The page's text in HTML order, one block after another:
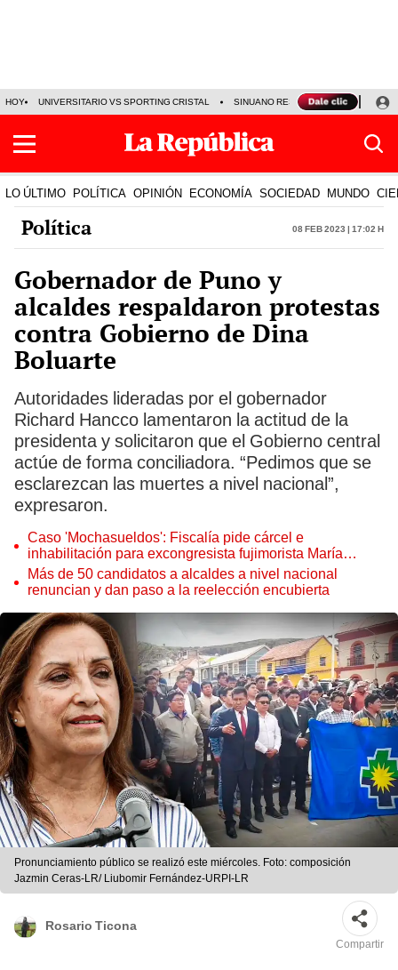
HOY UNIVERSITARIO VS SPORTING CRISTAL SINUANO RESULTADOS HOY
LO ÚLTIMO POLÍTICA OPINIÓN ECONOMÍA SOCIEDAD MUNDO
Política 08 Feb 2023 | 17:02 h
Gobernador de Puno y
alcaldes respaldaron protestas
contra Gobierno de Dina
Boluarte
Autoridades lideradas por el gobernador
Richard Hancco lamentaron la actitud de la
presidenta y solicitaron que el Gobierno central
actúe de forma conciliadora. “Pedimos que se
esclarezcan las muertes a nivel nacional”,
expresaron.
Caso 'Mochasueldos': Fiscalía pide cárcel e
inhabilitación para excongresista fujimorista María
Cordero Jon Tay
Más de 50 candidatos a alcaldes a nivel nacional
renuncian y dan paso a la reelección encubierta
Pronunciamiento público se realizó este miércoles. Foto: composición
Jazmin Ceras-LR/ Liubomir Fernández-URPI-LR
Rosario Ticona
Compartir